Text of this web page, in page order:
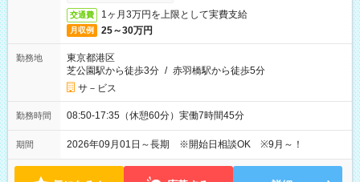
交通費 1ヶ月3万円を上限として実費支給
月収例 25～30万円
勤務地
東京都港区
芝公園駅から徒歩3分 / 赤羽橋駅から徒歩5分
サ－ビス
勤務時間 08:50-17:35（休憩60分）実働7時間45分
期間 2026年09月01日～長期 ※開始日相談OK ※9月～！